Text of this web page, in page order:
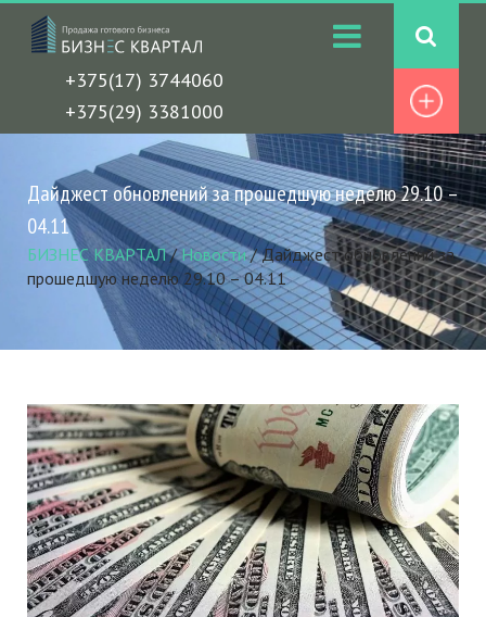
+375(17) 3744060
+375(29) 3381000
Дайджест обновлений за прошедшую неделю 29.10 –
04.11
БИЗНЕС КВАРТАЛ/Новости/Дайджест обновлений за
прошедшую неделю 29.10 – 04.11